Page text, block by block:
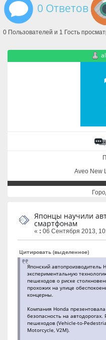
0 Ответов
0 Пользователей и 1 Гость
Aveo New
Японцы научили
смартфонам
« : 06 Сентября 2013,
Цитировать (выделенное)
Японский автопроизводитель
экспериментальную
пешеходов о риске
прохожих на улице
концерны.
Компания Honda
безопасность на
пешеходов (Vehicle-to-
Motorcycle, V2M).